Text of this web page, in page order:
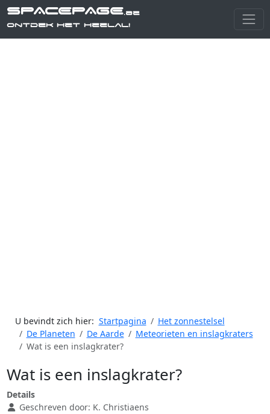
SPACEPAGE.be
Ontdek het heelal!
U bevindt zich hier: Startpagina
Het zonnestelsel
De Planeten
De Aarde
Meteorieten en inslagkraters
Wat is een inslagkrater?
Wat is een inslagkrater?
Details
Geschreven door: K. Christiaens